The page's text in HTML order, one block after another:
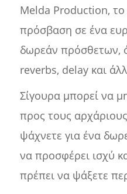
Melda Production, το
πρόσβαση σε ένα
δωρεάν πρόσθετων,
reverbs, delay και
Σίγουρα μπορεί να
προς τους
ψάχνετε για ένα
να προσφέρει ισχύ
πρέπει να ψάξετε